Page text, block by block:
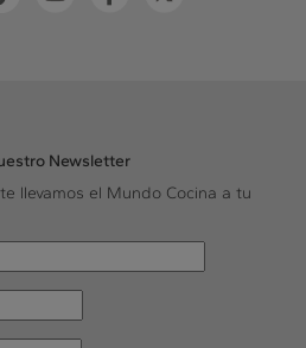
Newsletter
llevamos el Mundo Cocina a tu